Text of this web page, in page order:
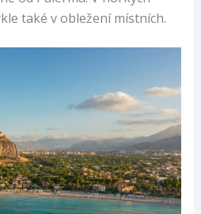
také v obležení místních.